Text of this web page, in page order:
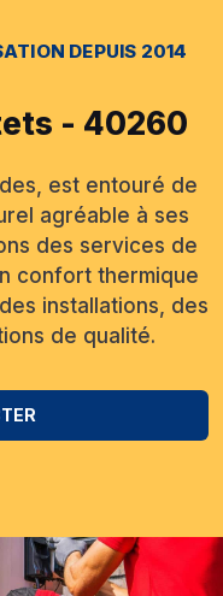
DEPUIS 2014
- 40260
est entouré de
agréable à ses
des services de
confort thermique
installations, des
de qualité.